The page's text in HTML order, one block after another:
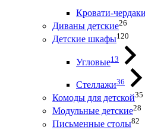
Кровати-чердаки
Диваны детские26
Детские шкафы120
Угловые13
Стеллажи36
Комоды для детской35
Модульные детские28
Письменные столы82